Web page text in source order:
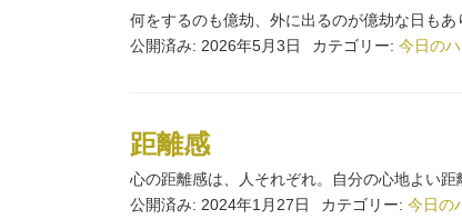
何をするのも億劫、外に出るのが億劫な日も
公開済み: 2026年5月3日
カテゴリー: 今日の
距離感
心の距離感は、人それぞれ。自分の心地よい
公開済み: 2024年1月27日
カテゴリー: 今日の